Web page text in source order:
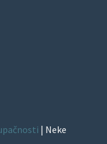
| Neke